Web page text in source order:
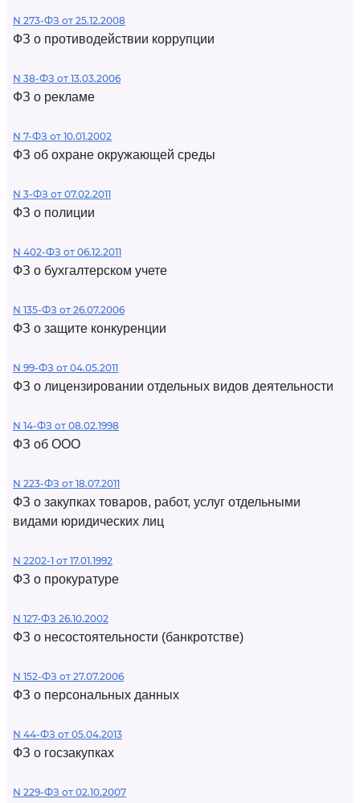
N 273-ФЗ от 25.12.2008
ФЗ о противодействии коррупции
N 38-ФЗ от 13.03.2006
ФЗ о рекламе
N 7-ФЗ от 10.01.2002
ФЗ об охране окружающей среды
N 3-ФЗ от 07.02.2011
ФЗ о полиции
N 402-ФЗ от 06.12.2011
ФЗ о бухгалтерском учете
N 135-ФЗ от 26.07.2006
ФЗ о защите конкуренции
N 99-ФЗ от 04.05.2011
ФЗ о лицензировании отдельных видов деятельности
N 14-ФЗ от 08.02.1998
ФЗ об ООО
N 223-ФЗ от 18.07.2011
ФЗ о закупках товаров, работ, услуг отдельными
видами юридических лиц
N 2202-1 от 17.01.1992
ФЗ о прокуратуре
N 127-ФЗ 26.10.2002
ФЗ о несостоятельности (банкротстве)
N 152-ФЗ от 27.07.2006
ФЗ о персональных данных
N 44-ФЗ от 05.04.2013
ФЗ о госзакупках
N 229-ФЗ от 02.10.2007